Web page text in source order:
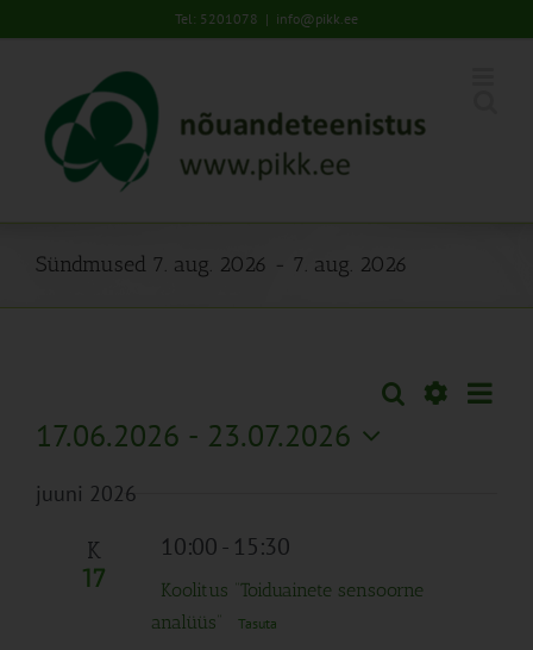
to
Tel: 5201078 | info@pikk.ee
Sündmused 7. aug. 2026 - 7. aug. 2026
Sündmused
Search
Otsi
17.06.2026 - 23.07.2026
kuupäev.
juuni 2026
K
17
10:00- 15:30
Koolitus “Toiduainete sensoorne
analüüs”
Tasuta